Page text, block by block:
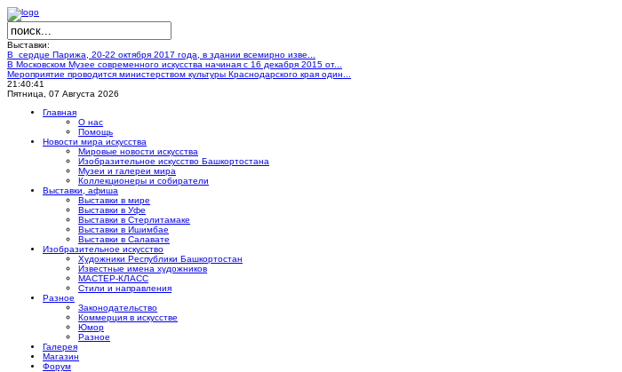
Выставки:
В сердце Парижа, 20-22 октября 2017 года, в здании всемирно изве...
В Московском Музее современного искусства начиная с 16 декабря 2015 от...
Мероприятие проводится министерством культуры Краснодарского края один...
21:40:41
Пятница, 07 Августа 2026
Главная
О нас
Помощь
Новости мира искусства
Мировые новости искусства
Изобразительное искусство Башкортостана
Музеи и галереи мира
Коллекционеры и собиратели
Выставки, афиша
Выставки в мире
Выставки в Уфе
Выставки в Стерлитамаке
Выставки в Ишимбае
Выставки в Салавате
Изобразительное искусство
Художники Республики Башкортостан
Известные имена художников
МАСТЕР-КЛАСС
Стили и направления
Разное
Законодательство
Коммерция в искусстве
Юмор
Разное
Галерея
Магазин
Форум